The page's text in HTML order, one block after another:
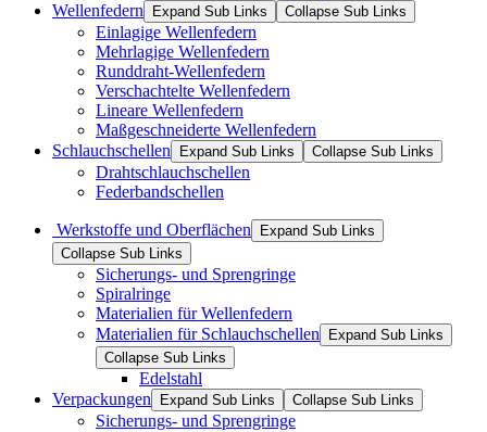
Wellenfedern
Expand Sub Links Collapse Sub Links
Einlagige Wellenfedern
Mehrlagige Wellenfedern
Runddraht-Wellenfedern
Verschachtelte Wellenfedern
Lineare Wellenfedern
Maßgeschneiderte Wellenfedern
Schlauchschellen
Expand Sub Links Collapse Sub Links
Drahtschlauchschellen
Federbandschellen
Werkstoffe und Oberflächen
Expand Sub Links
Collapse Sub Links
Sicherungs- und Sprengringe
Spiralringe
Materialien für Wellenfedern
Materialien für Schlauchschellen
Expand Sub Links
Collapse Sub Links
Edelstahl
Verpackungen
Expand Sub Links Collapse Sub Links
Sicherungs- und Sprengringe